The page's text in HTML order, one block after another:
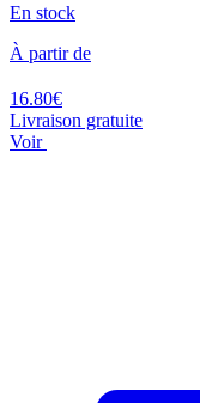
En stock
À partir de
16.80€
Livraison gratuite
Voir